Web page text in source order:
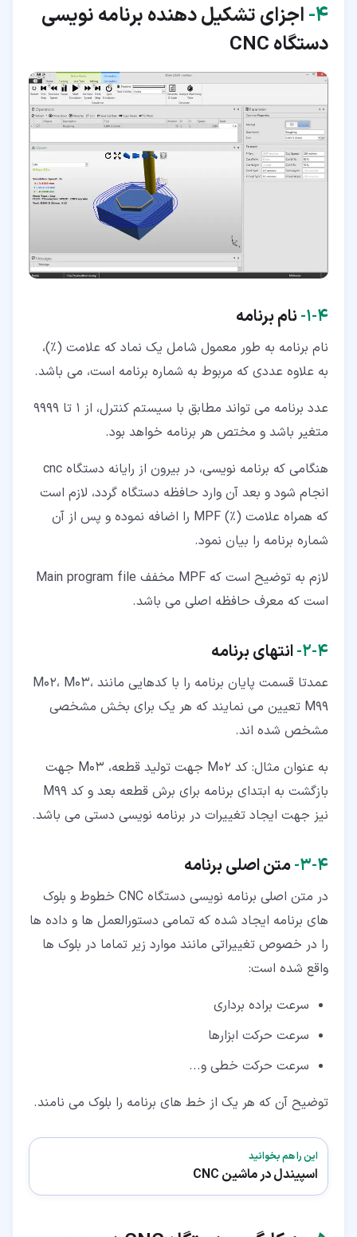
۴‏- اجزای تشکیل دهنده برنامه نویسی
دستگاهCNC
۴‏-‏۱‏- نام برنامه
نام برنامه به طور معمول شامل یک نماد که علامت (%)،
به علاوه عددی که مربوط به شماره برنامه است، می باشد.
عدد برنامه می تواند مطابق با سیستم کنترل، از ۱ تا ۹۹۹۹
متغیر باشد و مختص هر برنامه خواهد بود.
هنگامی که برنامه نویسی، در بیرون از رایانه دستگاه cnc
انجام شود و بعد آن وارد حافظه دستگاه گردد، لازم است
که همراه علامت (%) MPF را اضافه نموده و پس از آن
شماره برنامه را بیان نمود.
لازم به توضیح است که MPF مخفف Main program file
است که معرف حافظه اصلی می باشد.
۴‏-‏۲‏- انتهای برنامه
عمدتا قسمت پایان برنامه را با کدهایی مانند M02، M03،
M99 تعیین می نمایند که هر یک برای بخش مشخصی
مشخص شده اند.
به عنوان مثال: کد M02 جهت تولید قطعه، M03 جهت
بازگشت به ابتدای برنامه برای برش قطعه بعد و کد M99
نیز جهت ایجاد تغییرات در برنامه نویسی دستی می باشد.
۴‏-‏۳‏- متن اصلی برنامه
در متن اصلی برنامه نویسی دستگاه CNC خطوط و بلوک
های برنامه ایجاد شده که تمامی دستورالعمل ها و داده ها
را در خصوص تغییراتی مانند موارد زیر تماما در بلوک ها
واقع شده است:
سرعت براده برداری
سرعت حرکت ابزارها
سرعت حرکت خطی و...
توضیح آن که هر یک از خط های برنامه را بلوک می نامند.
این را هم بخوانید
اسپیندل در ماشین CNC